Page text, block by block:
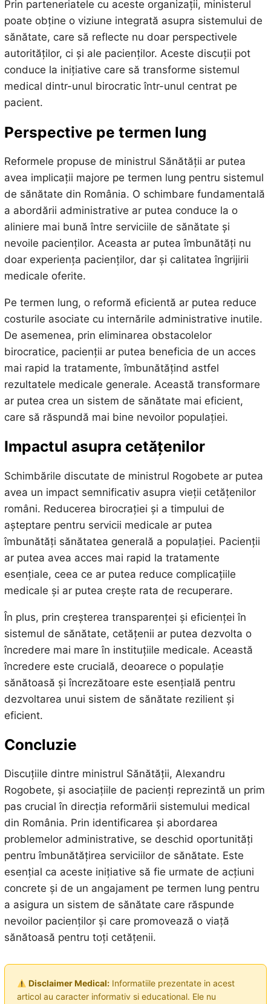
Prin parteneriatele cu aceste organizații, ministerul
poate obține o viziune integrată asupra sistemului de
sănătate, care să reflecte nu doar perspectivele
autorităților, ci și ale pacienților. Aceste discuții pot
conduce la inițiative care să transforme sistemul
medical dintr-unul birocratic într-unul centrat pe
pacient.
Perspective pe termen lung
Reformele propuse de ministrul Sănătății ar putea
avea implicații majore pe termen lung pentru sistemul
de sănătate din România. O schimbare fundamentală
a abordării administrative ar putea conduce la o
aliniere mai bună între serviciile de sănătate și
nevoile pacienților. Aceasta ar putea îmbunătăți nu
doar experiența pacienților, dar și calitatea îngrijirii
medicale oferite.
Pe termen lung, o reformă eficientă ar putea reduce
costurile asociate cu internările administrative inutile.
De asemenea, prin eliminarea obstacolelor
birocratice, pacienții ar putea beneficia de un acces
mai rapid la tratamente, îmbunătățind astfel
rezultatele medicale generale. Această transformare
ar putea crea un sistem de sănătate mai eficient,
care să răspundă mai bine nevoilor populației.
Impactul asupra cetățenilor
Schimbările discutate de ministrul Rogobete ar putea
avea un impact semnificativ asupra vieții cetățenilor
români. Reducerea birocrației și a timpului de
așteptare pentru servicii medicale ar putea
îmbunătăți sănătatea generală a populației. Pacienții
ar putea avea acces mai rapid la tratamente
esențiale, ceea ce ar putea reduce complicațiile
medicale și ar putea crește rata de recuperare.
În plus, prin creșterea transparenței și eficienței în
sistemul de sănătate, cetățenii ar putea dezvolta o
încredere mai mare în instituțiile medicale. Această
încredere este crucială, deoarece o populație
sănătoasă și încrezătoare este esențială pentru
dezvoltarea unui sistem de sănătate rezilient și
eficient.
Concluzie
Discuțiile dintre ministrul Sănătății, Alexandru
Rogobete, și asociațiile de pacienți reprezintă un prim
pas crucial în direcția reformării sistemului medical
din România. Prin identificarea și abordarea
problemelor administrative, se deschid oportunități
pentru îmbunătățirea serviciilor de sănătate. Este
esențial ca aceste inițiative să fie urmate de acțiuni
concrete și de un angajament pe termen lung pentru
a asigura un sistem de sănătate care răspunde
nevoilor pacienților și care promovează o viață
sănătoasă pentru toți cetățenii.
Disclaimer Medical:Informatiile prezentate in acest
articol au caracter informativ si educational. Ele nu